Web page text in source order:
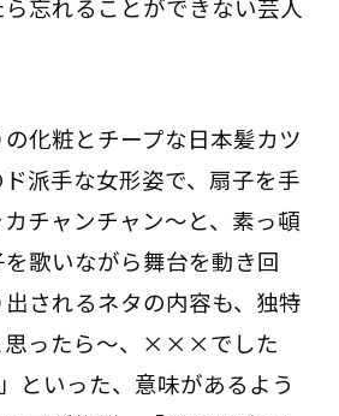
忘れることができない芸人
化粧とチープな日本髪カツ
派手な女形姿で、扇子を手
チャンチャン～と、素っ頓
歌いながら舞台を動き回
されるネタの内容も、独特
思ったら～、×××でした
といった、意味があるよう